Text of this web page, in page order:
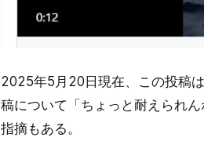
2025年5月20日現在、この投稿
稿について「ちょっと耐えられ
指摘もある。